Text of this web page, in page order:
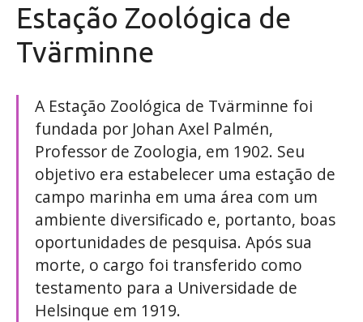
Estação Zoológica de
Tvärminne
A Estação Zoológica de Tvärminne foi
fundada por Johan Axel Palmén,
Professor de Zoologia, em 1902. Seu
objetivo era estabelecer uma estação de
campo marinha em uma área com um
ambiente diversificado e, portanto, boas
oportunidades de pesquisa. Após sua
morte, o cargo foi transferido como
testamento para a Universidade de
Helsinque em 1919.